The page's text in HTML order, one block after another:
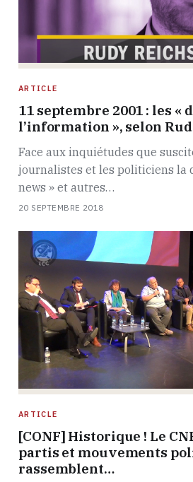
ARTICLE
11 septembre 2001 : les «
l’information », selon
Face aux inquiétudes que
journalistes et les politiciens la
news » et autres…
20 SEPTEMBRE 2018
ARTICLE
[CONF] Historique ! Le
partis et mouvements
rassemblent…